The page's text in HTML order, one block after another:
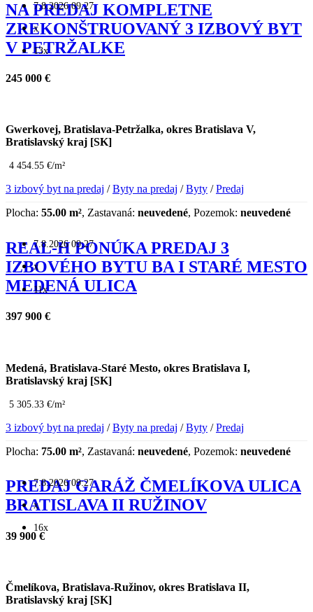
7.8.2026 09:27
x
13x
NA PREDAJ KOMPLETNE
ZREKONŠTRUOVANÝ 3 IZBOVÝ BYT
V PETRŽALKE
245 000 €
Gwerkovej, Bratislava-Petržalka, okres Bratislava V,
Bratislavský kraj [SK]
4 454.55 €/m²
3 izbový byt na predaj /Byty na predaj /Byty /Predaj
Plocha: 55.00 m², Zastavaná: neuvedené, Pozemok: neuvedené
7.8.2026 09:27
x
11x
REAL-H PONÚKA PREDAJ 3
IZBOVÉHO BYTU BA I STARÉ MESTO
MEDENÁ ULICA
397 900 €
Medená, Bratislava-Staré Mesto, okres Bratislava I,
Bratislavský kraj [SK]
5 305.33 €/m²
3 izbový byt na predaj /Byty na predaj /Byty /Predaj
Plocha: 75.00 m², Zastavaná: neuvedené, Pozemok: neuvedené
7.8.2026 09:27
x
16x
PREDAJ GARÁŽ ČMELÍKOVA ULICA
BRATISLAVA II RUŽINOV
39 900 €
Čmelíkova, Bratislava-Ružinov, okres Bratislava II,
Bratislavský kraj [SK]